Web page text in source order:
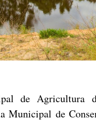
de Agricultura
Municipal de